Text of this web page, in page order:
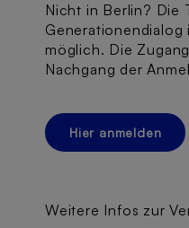
Nicht in Berlin? Die
Generationendialog
möglich. Die
Nachgang der
Hier anmelden
Weitere Infos zur